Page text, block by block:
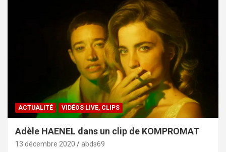
ACTUALITÉ VIDÉOS LIVE, CLIPS
Adèle HAENEL dans un clip de KOMPROMAT
13 décembre 2020 abds69